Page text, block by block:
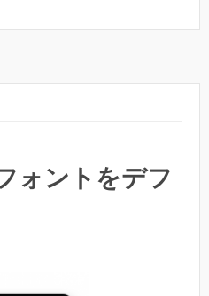
ォントをデフ